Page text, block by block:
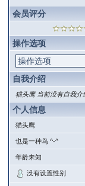
会员评分
操作选项
操作选项
自我介绍
猫头鹰 当前没有自我介
个人信息
猫头鹰
也是一种鸟 ^-^
年龄未知
没有设置性别